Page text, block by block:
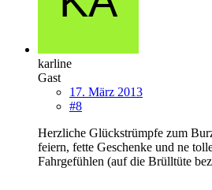
karline
Gast
17. März 2013
#8
Herzliche Glückstrümpfe zum
feiern, fette Geschenke und ne
Fahrgefühlen (auf die Brülltüte